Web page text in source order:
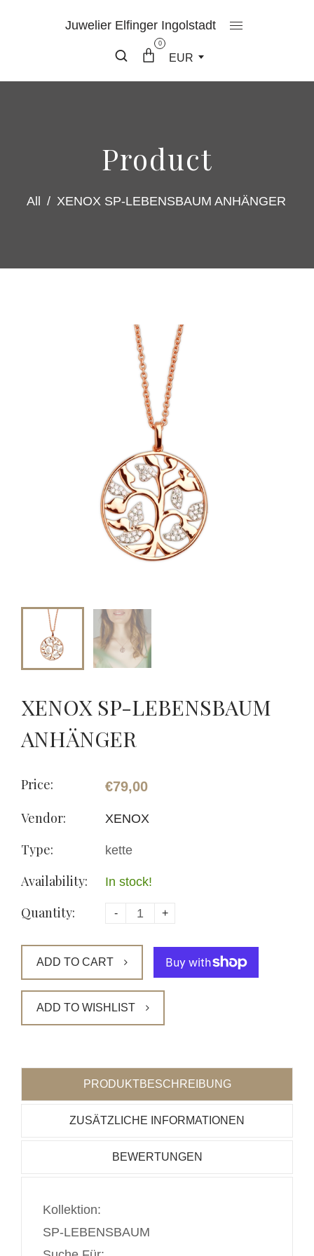
Juwelier Elfinger Ingolstadt
0
EUR
Product
All / XENOX SP-LEBENSBAUM ANHÄNGER
XENOX SP-LEBENSBAUM
ANHÄNGER
Price: €79,00
Vendor: XENOX
Type: kette
Availability: In stock!
Quantity: - +
ADD TO CART
ADD TO WISHLIST
PRODUKTBESCHREIBUNG
ZUSÄTZLICHE INFORMATIONEN
BEWERTUNGEN
Kollektion:
SP-LEBENSBAUM